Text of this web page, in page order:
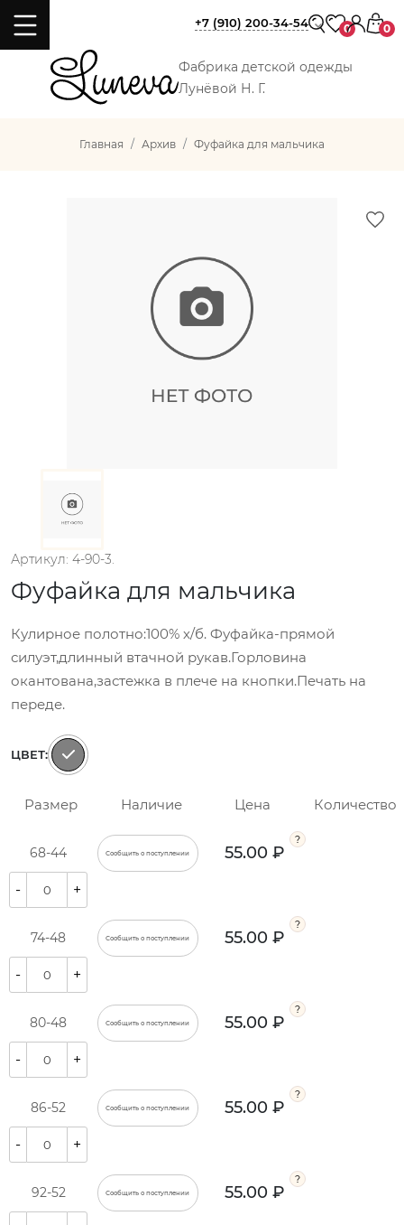
Фабрика детской одежды
Лунёвой Н. Г.
+7 (910) 200-34-54 0 0
Главная Архив Фуфайка для мальчика
Артикул: 4-90-3.
Фуфайка для мальчика
Кулирное полотно:100% х/б. Фуфайка-прямой
силуэт,длинный втачной рукав.Горловина
окантована,застежка в плече на кнопки.Печать на
переде.
ЦВЕТ:
Размер Наличие Цена Количество
68-44 Сообщить о поступлении 55.00 ₽
- +
74-48 Сообщить о поступлении 55.00 ₽
- +
80-48 Сообщить о поступлении 55.00 ₽
- +
86-52 Сообщить о поступлении 55.00 ₽
- +
92-52 Сообщить о поступлении 55.00 ₽